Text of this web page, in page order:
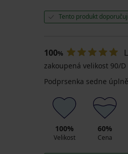
Tento produkt doporučuji
100%
zakoupená velikost 90/D
Podprsenka sedne
100%
Velikost
60%
Cena